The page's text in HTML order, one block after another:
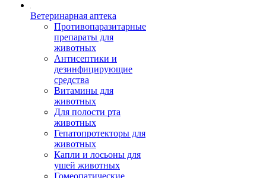
Ветеринарная аптека
Противопаразитарные
препараты для
животных
Антисептики и
дезинфицирующие
средства
Витамины для
животных
Для полости рта
животных
Гепатопротекторы для
животных
Капли и лосьоны для
ушей животных
Гомеопатические